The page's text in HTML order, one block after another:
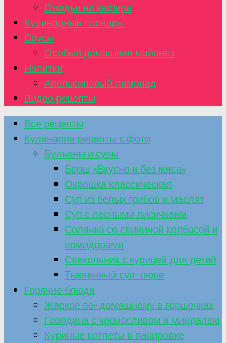
Оладьи на кефире
Кулинарный словарь
Соусы
Особый домашний майонез
Напитки
Апельсиновый лимонад
Видео рецепты
Все рецепты
Кулинария рецепты с фото
Бульоны и супы
Борщ «Вкусно и без мяса»
Окрошка классическая
Суп из белых грибов и маслят
Суп с лесными лисичками
Солянка со свининой колбасой и
помидорами
Свекольник с курицей для детей
Тыквенный суп-пюре
Горячие блюда
Жаркое по-домашнему в горшочках
Говядина с черносливом и миндалем
Куриные котлеты в панировке